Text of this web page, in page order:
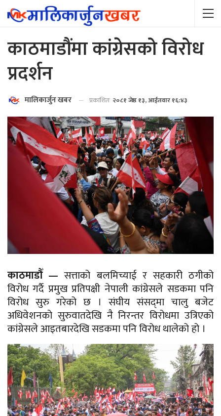
काठमाडौंमा कांग्रेसको विरोध
प्रदर्शन
मालिकार्जुन खबर प्रकाशितः २०८१ जेष्ठ १३, आईतवार १६:४३
काठमाडौँ — सत्ताको बलमिच्याई र सहकारी ठगीको
विरोध गर्दै प्रमुख प्रतिपक्षी नेपाली कांग्रेसले सडकमा पनि
विरोध सुरु गरेको छ । संघीय संसद्‌मा चालु बजेट
अधिवेशनको सुरुवातदेखि नै निरन्तर विरोधमा उत्रिएको
कांग्रेसले आइतबारदेखि सडकमा पनि विरोध थालेको हो ।